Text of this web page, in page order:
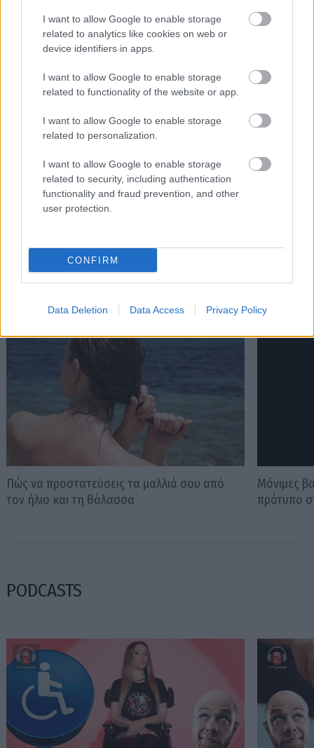
I want to allow Google to enable storage
related to analytics like cookies on web or
device identifiers in apps.
I want to allow Google to enable storage
related to functionality of the website or app.
I want to allow Google to enable storage
related to personalization.
I want to allow Google to enable storage
related to security, including authentication
functionality and fraud prevention, and other
user protection.
CONFIRM
Data Deletion Data Access Privacy Policy
Διαβάστε επίσης
Πώς να προστατεύσεις τα μαλλιά σου από
τον ήλιο και τη θάλασσα
Μόνιμες
πρότυπο
PODCASTS